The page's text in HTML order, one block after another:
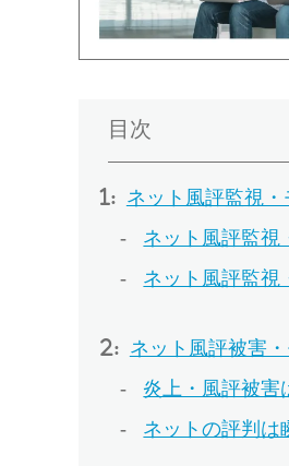
目次
ネット風評監視
ネット風評監視
ネット風評監視
ネット風評被害
炎上・風評被害
ネットの評判は